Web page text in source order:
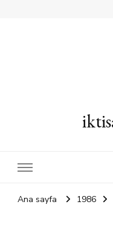
Ana sayfa 1986